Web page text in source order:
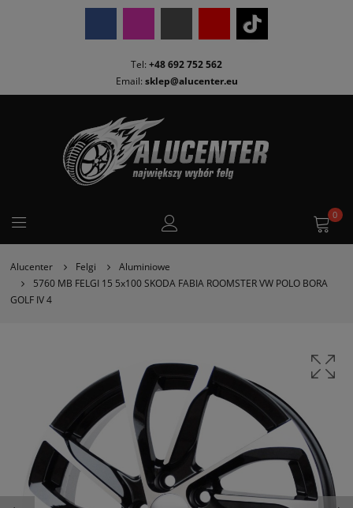
Tel: +48 692 752 562
Email: sklep@alucenter.eu
0
Alucenter Felgi
Aluminiowe
5760 MB FELGI 15 5x100 SKODA FABIA ROOMSTER VW POLO BORA
GOLF IV 4